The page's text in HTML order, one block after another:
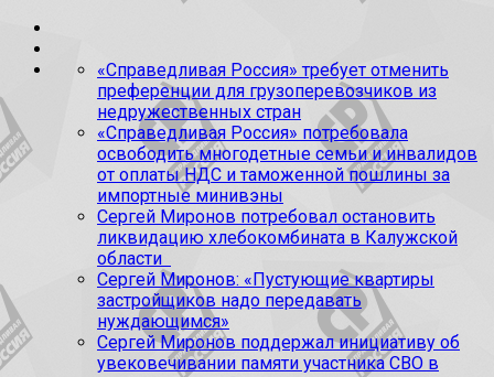
«Справедливая Россия» требует отменить
преференции для грузоперевозчиков из
недружественных стран
«Справедливая Россия» потребовала
освободить многодетные семьи и инвалидов
от оплаты НДС и таможенной пошлины за
импортные минивэны
Сергей Миронов потребовал остановить
ликвидацию хлебокомбината в Калужской
области
Сергей Миронов: «Пустующие квартиры
застройщиков надо передавать
нуждающимся»
Сергей Миронов поддержал инициативу об
увековечивании памяти участника СВО в